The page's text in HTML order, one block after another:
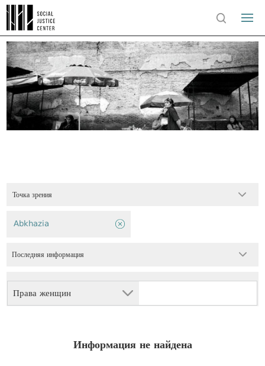
Точка зрения
Права женщин
Abkhazia
Последняя информация
Информация не найдена